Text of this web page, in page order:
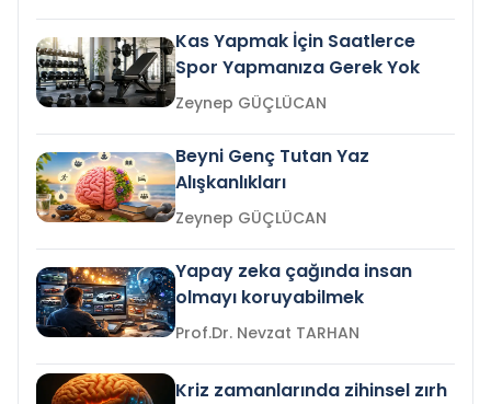
Kas Yapmak İçin Saatlerce
Spor Yapmanıza Gerek Yok
Zeynep GÜÇLÜCAN
Beyni Genç Tutan Yaz
Alışkanlıkları
Zeynep GÜÇLÜCAN
Yapay zeka çağında insan
olmayı koruyabilmek
Prof.Dr. Nevzat TARHAN
Kriz zamanlarında zihinsel zırh